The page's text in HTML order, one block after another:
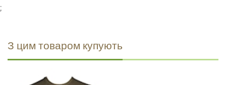
;
З цим товаром купують